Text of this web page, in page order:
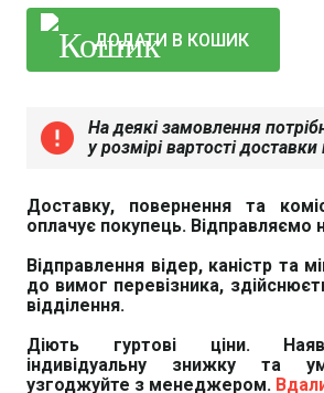
ДОДАТИ В КОШИК
error
На деякі замовлення
у розмірі вартості
Доставку, повернення та
оплачує покупець.
Відправлення відер, каністр та
до вимог перевізника,
відділення.
Діють гуртові ціни.
індивідуальну знижку та
узгоджуйте з менеджером.